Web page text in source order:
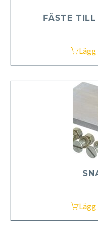
FÄSTE TILL